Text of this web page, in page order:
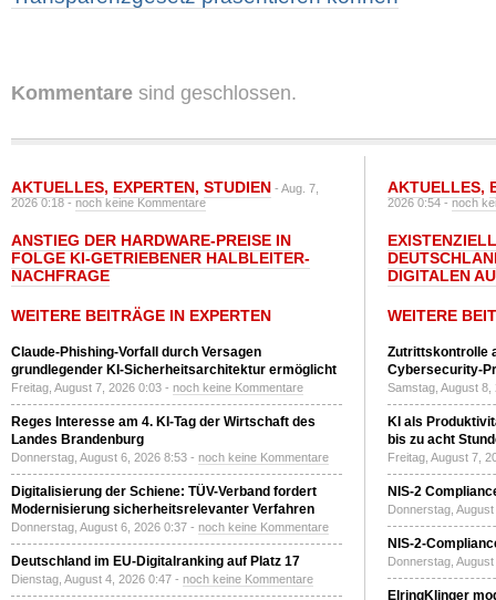
Kommentare sind geschlossen.
AKTUELLES, EXPERTEN, STUDIEN - Aug. 7,
2026 0:18 -noch keine Kommentare
ANSTIEG DER HARDWARE-PREISE IN
FOLGE KI-GETRIEBENER HALBLEITER-
NACHFRAGE
WEITERE BEITRÄGE IN EXPERTEN
Claude-Phishing-Vorfall durch Versagen
grundlegender KI-Sicherheitsarchitektur ermöglicht
Freitag, August 7, 2026 0:03 - noch keine Kommentare
Reges Interesse am 4. KI-Tag der Wirtschaft des
Landes Brandenburg
Donnerstag, August 6, 2026 8:53 - noch keine Kommentare
Digitalisierung der Schiene: TÜV-Verband fordert
Modernisierung sicherheitsrelevanter Verfahren
Donnerstag, August 6, 2026 0:37 - noch keine Kommentare
Deutschland im EU-Digitalranking auf Platz 17
Dienstag, August 4, 2026 0:47 - noch keine Kommentare
AKTUELLES,
2026 0:54 -noch
DIGITALEN
WEITERE
Zutrittskontrolle
Cybersecurity-
Samstag, August
KI als
bis zu acht
Freitag, August 7,
NIS-2
Donnerstag,
NIS-2-
Donnerstag,
ElringKlinger